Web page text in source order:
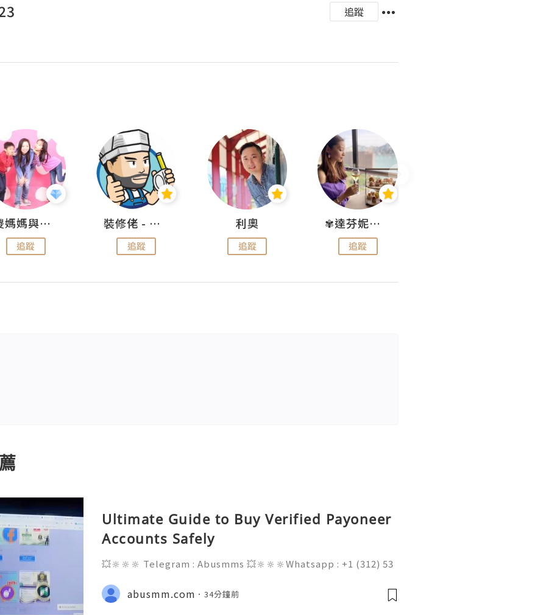
追蹤
儍媽媽與兩隻小魔怪之家
追蹤
裝修佬 - 香港一站式網上裝修平台
追蹤
利奧
追蹤
✾達芬妮•愛孩子•愛生活✾
追蹤
Ultimate Guide to Buy Verified Payoneer
Accounts Safely
💥🔆🔆🔆 Telegram : Abusmms 💥🔆🔆🔆Whatsapp : +1 (312) 53
ebook Page : Abusmm 💥🔆🔆🔆 Signal : +1 (682) 474-9468
abusmm.com 34分鐘前